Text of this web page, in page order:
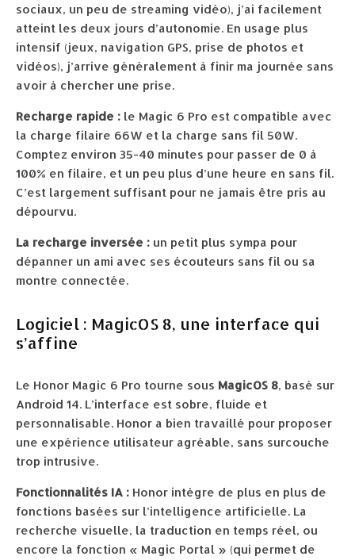
sociaux, un peu de streaming vidéo), j’ai facilement
atteint les deux jours d’autonomie. En usage plus
intensif (jeux, navigation GPS, prise de photos et
vidéos), j’arrive généralement à finir ma journée sans
avoir à chercher une prise.
Recharge rapide : le Magic 6 Pro est compatible avec
la charge filaire 66W et la charge sans fil 50W.
Comptez environ 35-40 minutes pour passer de 0 à
100% en filaire, et un peu plus d’une heure en sans fil.
C’est largement suffisant pour ne jamais être pris au
dépourvu.
La recharge inversée : un petit plus sympa pour
dépanner un ami avec ses écouteurs sans fil ou sa
montre connectée.
Logiciel : MagicOS 8, une interface qui
s’affine
Le Honor Magic 6 Pro tourne sous MagicOS 8, basé sur
Android 14. L’interface est sobre, fluide et
personnalisable. Honor a bien travaillé pour proposer
une expérience utilisateur agréable, sans surcouche
trop intrusive.
Fonctionnalités IA : Honor intègre de plus en plus de
fonctions basées sur l’intelligence artificielle. La
recherche visuelle, la traduction en temps réel, ou
encore la fonction « Magic Portal » (qui permet de